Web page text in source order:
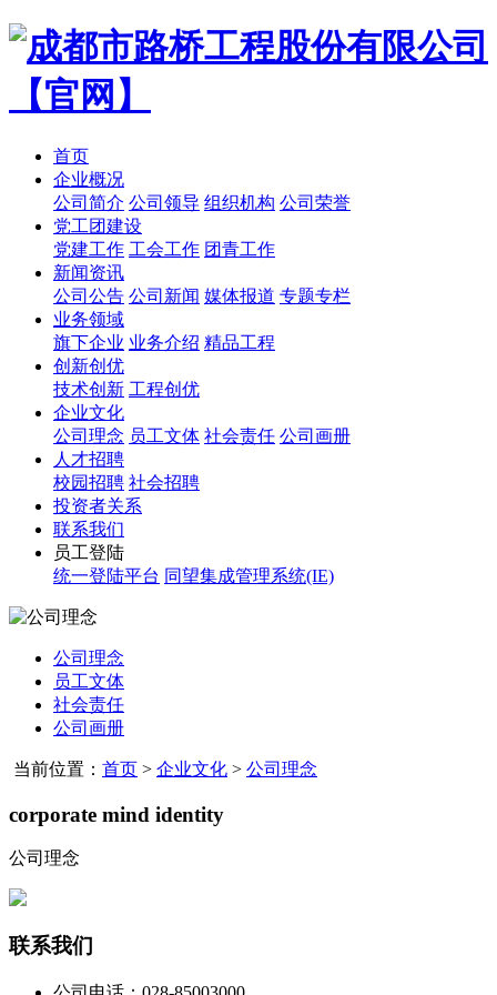
首页
企业概况
公司简介 公司领导 组织机构 公司荣誉
党工团建设
党建工作 工会工作 团青工作
新闻资讯
公司公告 公司新闻 媒体报道 专题专栏
业务领域
旗下企业 业务介绍 精品工程
创新创优
技术创新 工程创优
企业文化
公司理念 员工文体 社会责任 公司画册
人才招聘
校园招聘 社会招聘
投资者关系
联系我们
员工登陆
统一登陆平台 同望集成管理系统(IE)
公司理念
员工文体
社会责任
公司画册
当前位置： 首页 > 企业文化 > 公司理念
corporate mind identity
公司理念
联系我们